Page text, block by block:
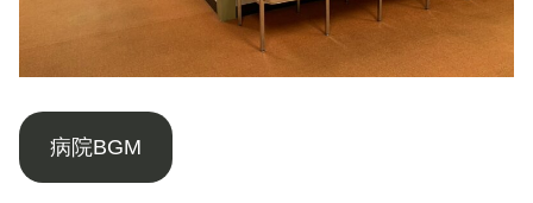
病院BGM